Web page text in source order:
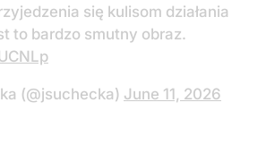
się kulisom działania
to bardzo smutny obraz.
(@jsuchecka) June 11, 2026